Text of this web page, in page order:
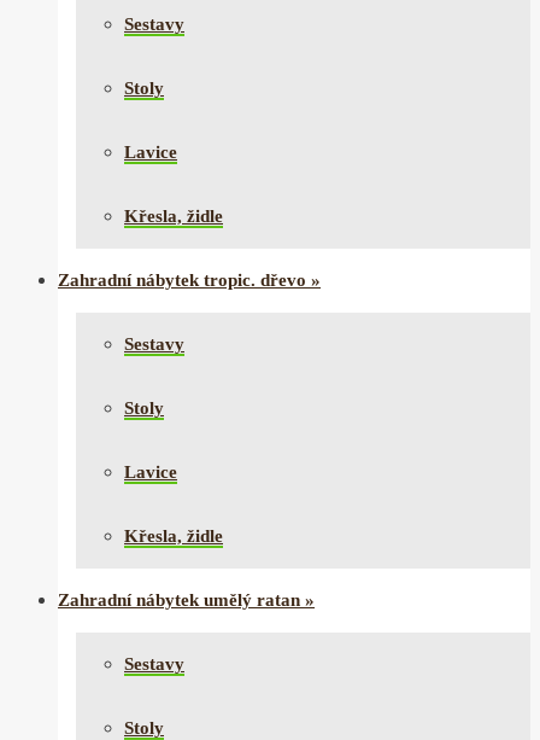
Sestavy
Stoly
Lavice
Křesla, židle
Zahradní nábytek tropic. dřevo »
Sestavy
Stoly
Lavice
Křesla, židle
Zahradní nábytek umělý ratan »
Sestavy
Stoly